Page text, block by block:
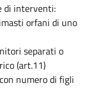
di interventi:
orfani di uno
separati o
(art.11)
numero di figli